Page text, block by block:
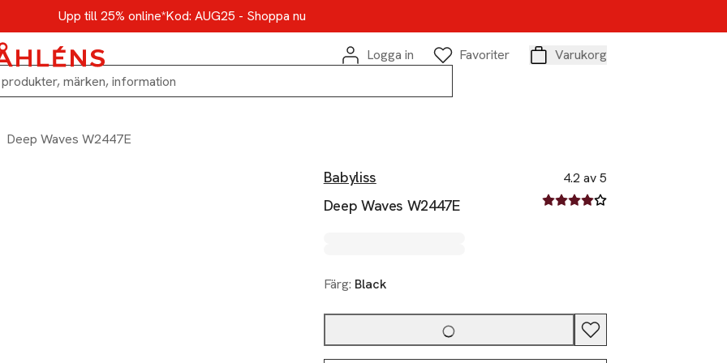
Upp till 25% online*Kod: AUG25 - Shoppa nu
Logga in
Favoriter
Varukorg
Deep Waves W2447E
Babyliss
Deep Waves W2447E
4.2 av 5
4.2 av fem stjärnor
Färg: Black